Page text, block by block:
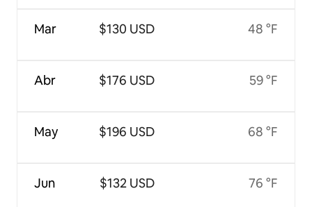
Mar
Abr
May
Jun
$130 USD
$176 USD
$196 USD
$132 USD
48 °F
59 °F
68 °F
76 °F